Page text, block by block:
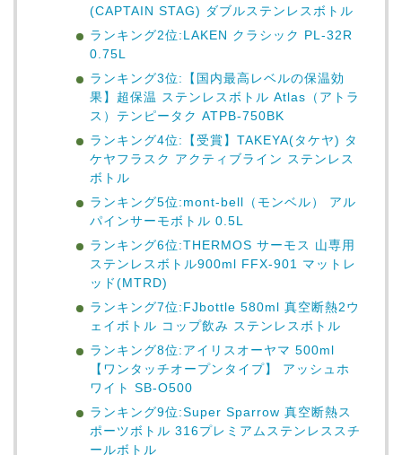
(CAPTAIN STAG) ダブルステンレスボトル
ランキング2位:LAKEN クラシック PL-32R
0.75L
ランキング3位:【国内最高レベルの保温効
果】超保温 ステンレスボトル Atlas（アトラ
ス）テンピータク ATPB-750BK
ランキング4位:【受賞】TAKEYA(タケヤ) タ
ケヤフラスク アクティブライン ステンレス
ボトル
ランキング5位:mont-bell（モンベル） アル
パインサーモボトル 0.5L
ランキング6位:THERMOS サーモス 山専用
ステンレスボトル900ml FFX-901 マットレ
ッド(MTRD)
ランキング7位:FJbottle 580ml 真空断熱2ウ
ェイボトル コップ飲み ステンレスボトル
ランキング8位:アイリスオーヤマ 500ml
【ワンタッチオープンタイプ】 アッシュホ
ワイト SB-O500
ランキング9位:Super Sparrow 真空断熱ス
ポーツボトル 316プレミアムステンレススチ
ールボトル